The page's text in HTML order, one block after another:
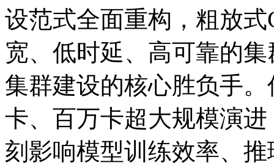
设范式全面重构，粗放
宽、低时延、高可靠
集群建设的核心胜负手
卡、百万卡超大规模演进
刻影响模型训练效率